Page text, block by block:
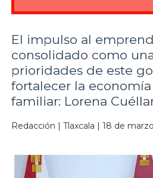
El impulso al
consolidado como
prioridades de este
fortalecer la
familiar: Lorena
Redacción | Tlaxcala | 18 de